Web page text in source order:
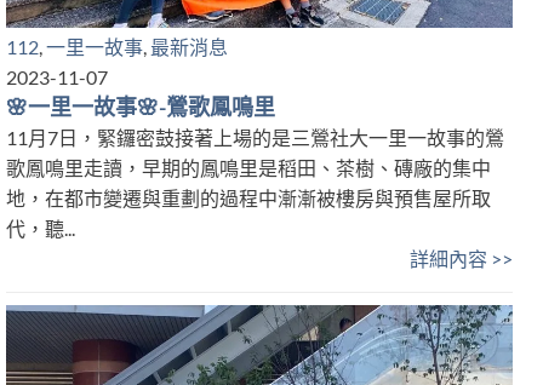
112,一里一故事, 最新消息
2023-11-07
🌸一里一故事🌸-鶯歌鳳鳴里
11月7日，緊鑼密鼓接著上場的是三鶯社大一里一故事的鶯
歌鳳鳴里走讀，早期的鳳鳴里是稻田、茶樹、磚廠的集中
地，在都市變遷與重劃的過程中漸漸被樓房與預售屋所取
代，聽...
詳細內容 >>